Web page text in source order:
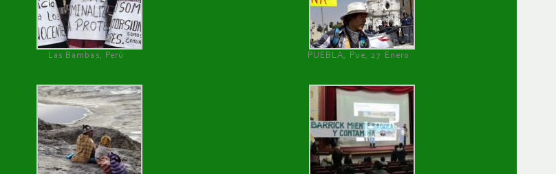
Las Bambas, Perú PUEBLA, Pue, 27 Enero